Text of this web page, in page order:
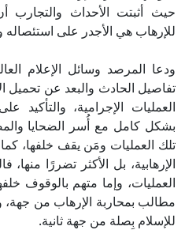
حيث أثبتت الأحداث والتجارب
للإرهاب هي الأجدر على استئصاله
ودعا المرصد وسائل الإعلام
تفاصيل الحادث والبعد عن تحميل
العمليات الإجرامية، والتأكيد
بشكل كامل مع أُسر الضحايا
تلك العمليات ومَن يقف خلفها،
الإرهابية، بل الأكثر تضررًا
العمليات، وإما متهم بالوقوف
مطالب بمحاربة الإرهاب من جهة،
للإسلام بِصلة من جهة ثانية.